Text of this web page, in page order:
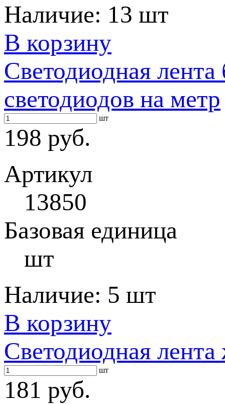
Наличие: 13 шт
В корзину
Светодиодная
светодиодов на метр
шт
198 руб.
Артикул
13850
Базовая единица
шт
Наличие: 5 шт
В корзину
Светодиодная
шт
181 руб.